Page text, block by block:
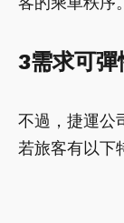
3需求可彈
不過，捷運公
若旅客有以下